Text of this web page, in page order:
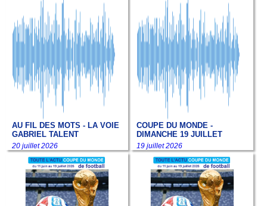
AU FIL DES MOTS - LA VOIE
GABRIEL TALENT
20 juillet 2026
COUPE DU MONDE -
DIMANCHE 19 JUILLET
19 juillet 2026